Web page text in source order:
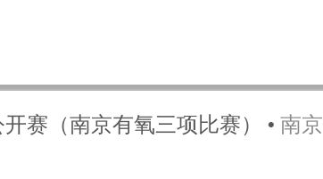
赛（南京有氧三项比赛） 南京